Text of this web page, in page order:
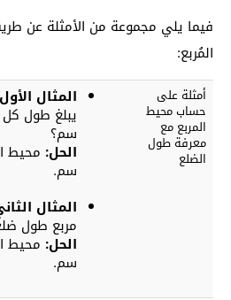
فيما يلي مجموعة من الأمثلة عن
المُربع:
أمثلة على
حساب محيط
المربع مع
معرفة طول
الضلع
المثال
سم؟
الحل:
سم.
المثال
مربع طول ضلعه
الحل:
سم.